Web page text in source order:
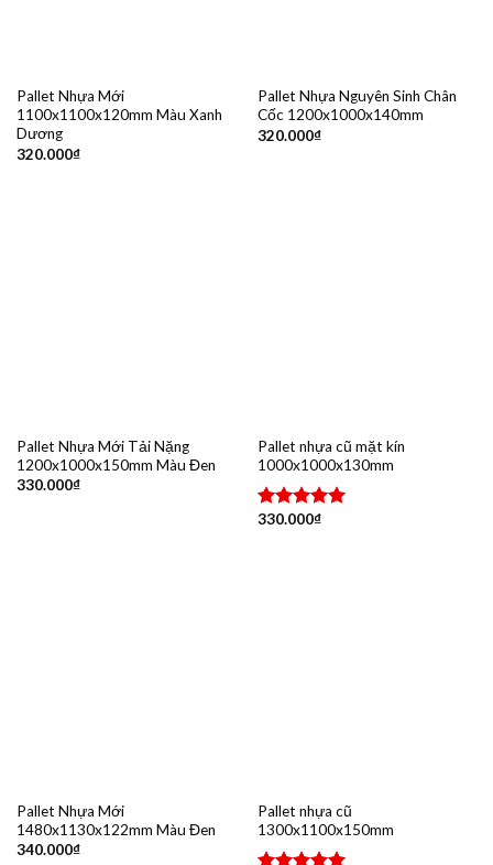
Pallet Nhựa Mới
1100x1100x120mm Màu Xanh
Dương
320.000₫
Pallet Nhựa Nguyên Sinh Chân
Cốc 1200x1000x140mm
320.000₫
Pallet Nhựa Mới Tải Nặng
1200x1000x150mm Màu Đen
330.000₫
Pallet nhựa cũ mặt kín
1000x1000x130mm
Được xếp
330.000₫
Pallet Nhựa Mới
1480x1130x122mm Màu Đen
340.000₫
Pallet nhựa cũ
1300x1100x150mm